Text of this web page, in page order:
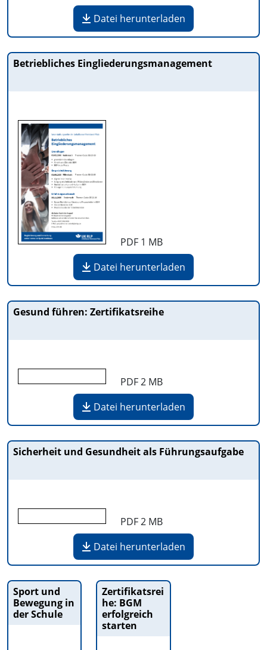
Datei herunterladen
Betriebliches Eingliederungsmanagement
PDF 1 MB
Datei herunterladen
Gesund führen: Zertifikatsreihe
PDF2 MB
Datei herunterladen
Sicherheit und Gesundheit als Führungsaufgabe
PDF2 MB
Datei herunterladen
Sport und
Bewegung in
der Schule
Zertifikatsrei
he: BGM
erfolgreich
starten